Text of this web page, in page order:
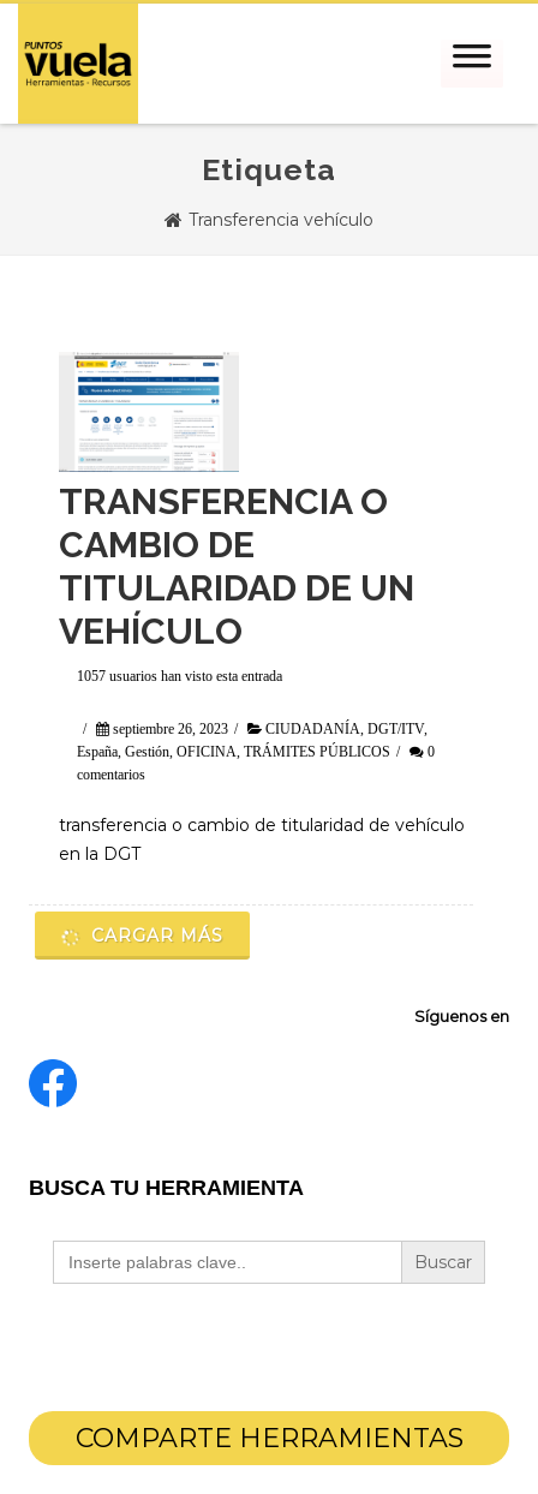
Etiqueta
Transferencia vehículo
TRANSFERENCIA O
CAMBIO DE
TITULARIDAD DE UN
VEHÍCULO
1057 usuarios han visto esta entrada
/ septiembre 26, 2023 / CIUDADANÍA DGT/ITV,
España Gestión OFICINA TRÁMITES PÚBLICOS /
0
comentarios
transferencia o cambio de titularidad de vehículo
en la DGT
CARGAR MÁS
Síguenos en
BUSCA TU HERRAMIENTA
Buscar:
COMPARTE HERRAMIENTAS